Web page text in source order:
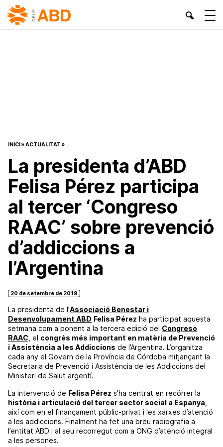
INICI»ACTUALITAT »
La presidenta d’ABD
Felisa Pérez participa
al tercer ‘Congreso
RAAC’ sobre prevenció
d’addiccions a
l’Argentina
20 de setembre de 2019
La presidenta de l’Associació Benestar i
Desenvolupament ABD Felisa Pérez ha participat aquesta
setmana com a ponent a la tercera edició del Congreso
RAAC , el congrés més important en matèria de Prevenció
i Assistència a les Addiccions de l’Argentina. L’organitza
cada any el Govern de la Província de Córdoba mitjançant la
Secretaria de Prevenció i Assistència de les Addiccions del
Ministeri de Salut argentí.
La intervenció de Felisa Pérez s’ha centrat en recórrer la
història i articulació del tercer sector social a Espanya
així com en el finançament públic-privat i les xarxes d’atenció
a les addiccions. Finalment ha fet una breu radiografia a
l’entitat ABD i al seu recorregut com a ONG d’atenció integral
a les persones.